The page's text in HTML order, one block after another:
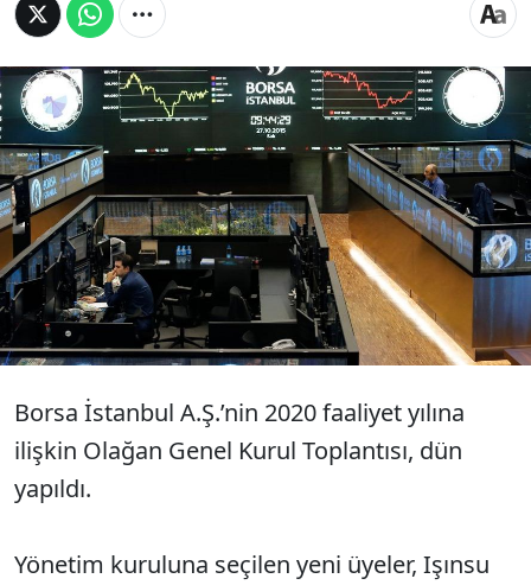
Borsa İstanbul'da yönetim kurulu üyeleri, kendi
huzur hakkı ücretlerine yüzde 33 zam yaptı ve
yeni ücret 24 bin TL'ye yükseldi. Doç. Dr. Murat
Batı, bu ücretin vergisinin de Borsa İstanbul
tarafından ödenmesinin hukuksuz olduğunu
belirtti.
Borsa İstanbul A.Ş.’nin 2020 faaliyet yılına
ilişkin Olağan Genel Kurul Toplantısı, dün
yapıldı.
Yönetim kuruluna seçilen yeni üyeler, Işınsu